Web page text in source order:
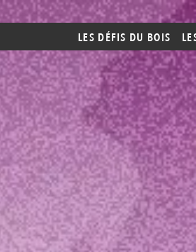
LES DÉFIS DU BOIS